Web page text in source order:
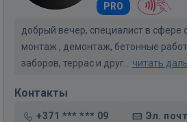
PRO
добрый вечер, специалист в сфере
монтаж , демонтаж, бетонные
заборов, террас и друг... читать
Контакты
+371 *** *** 09 Эл.